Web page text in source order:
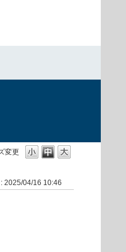
変更
2025/04/16 10:46